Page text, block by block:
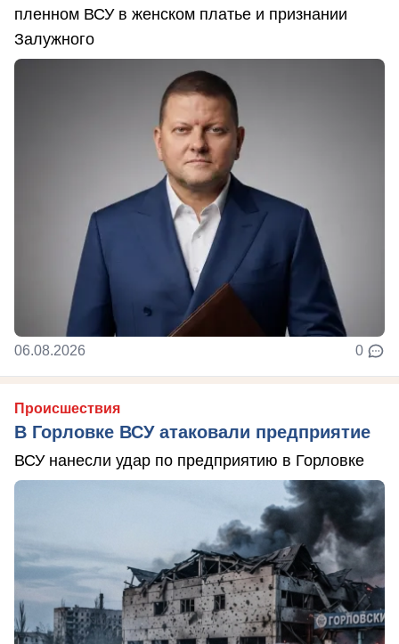
пленном ВСУ в женском платье и признании
Залужного
06.08.2026 0
Происшествия
В Горловке ВСУ атаковали предприятие
ВСУ нанесли удар по предприятию в Горловке